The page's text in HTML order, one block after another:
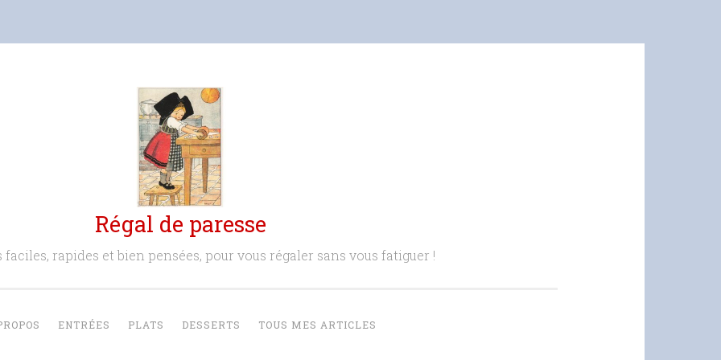
Régal de paresse
faciles, rapides et bien pensées, pour vous régaler sans vous fatiguer !
ENTRÉES PLATS DESSERTS TOUS MES ARTICLES